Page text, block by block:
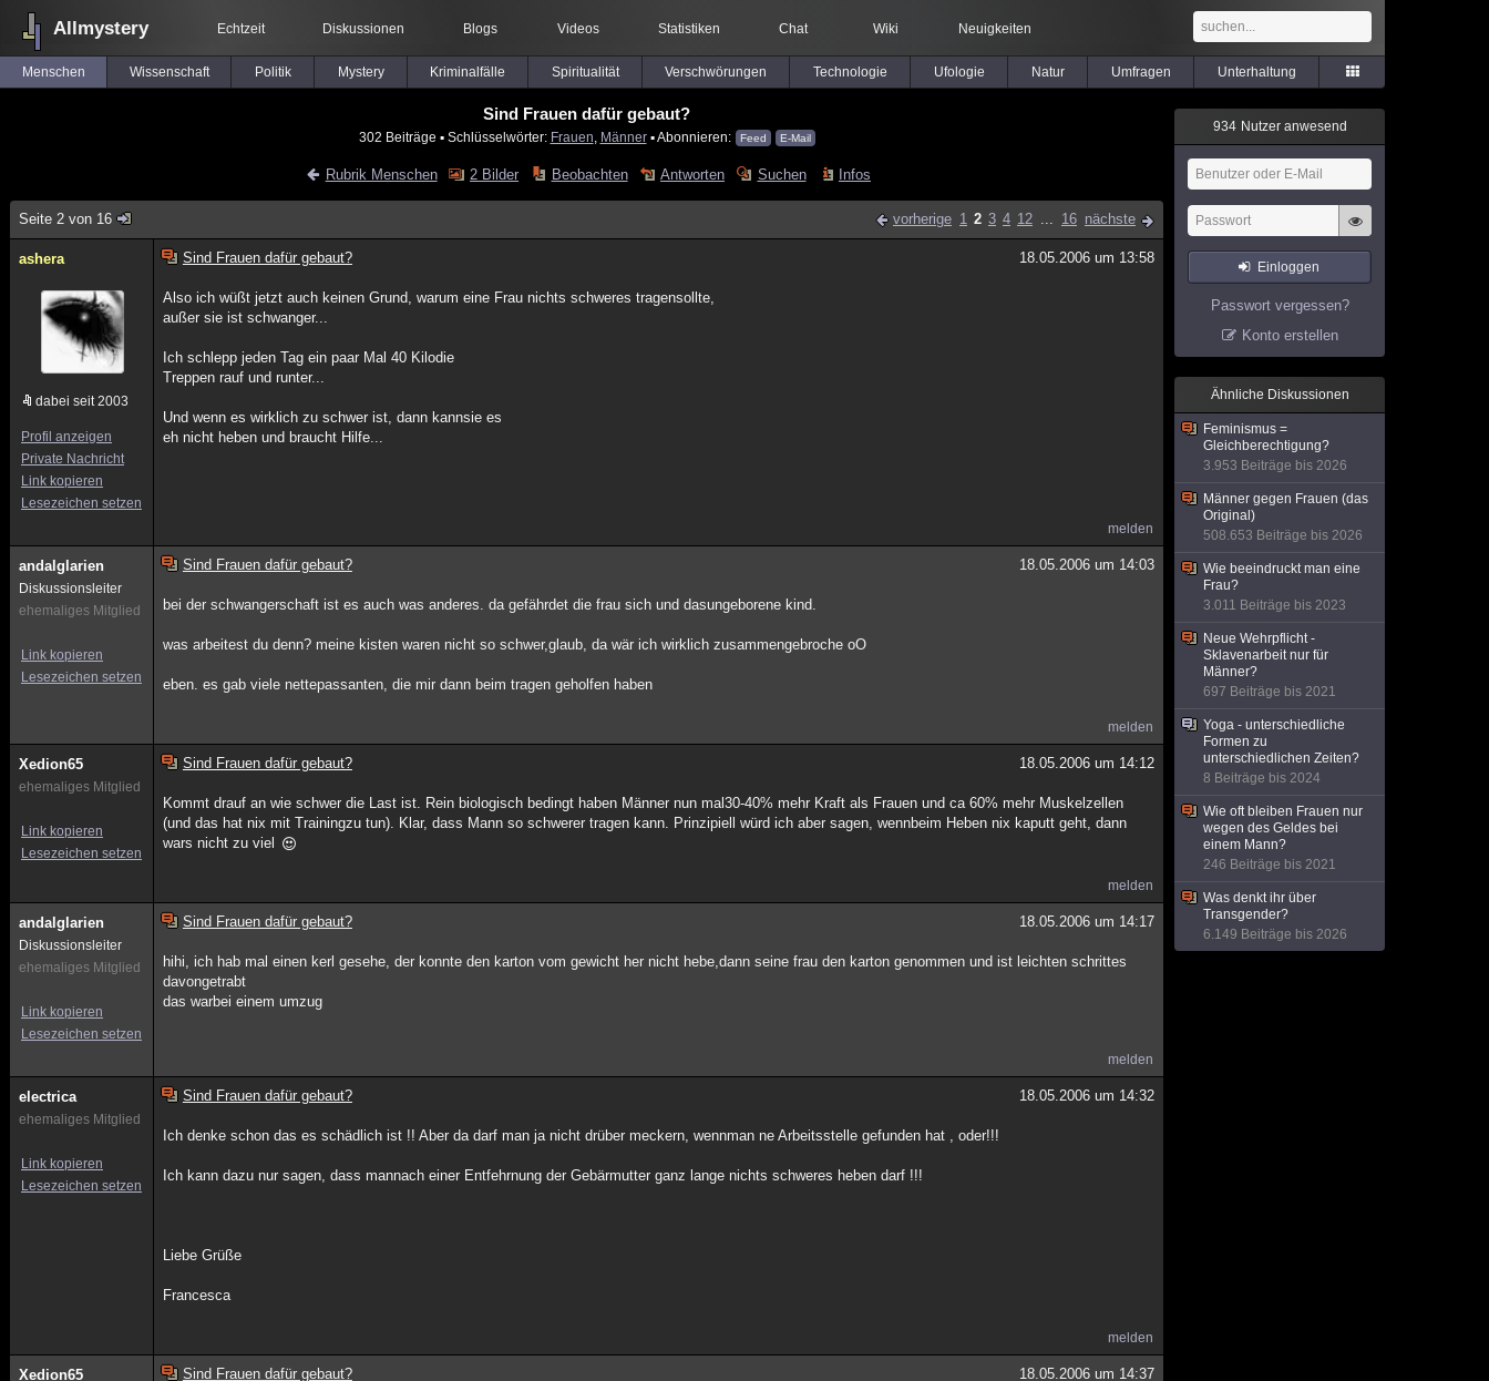
Allmystery Echtzeit Diskussionen Blogs Videos Statistiken Chat Wiki Neuigkeiten
Menschen Wissenschaft Politik Mystery Kriminalfälle Spiritualität Verschwörungen Technologie Ufologie Natur Umfragen Unterhaltung
Sind Frauen dafür gebaut?
302 Beiträge ▪ Schlüsselwörter: Frauen Männer▪ Abonnieren: Feed E-Mail
Rubrik Menschen 2 Bilder Beobachten Antworten Suchen Infos
Seite 2 von 16 vorherige 1 2 3 4 12 ... 16 nächste
ashera
dabei seit 2003
Profil anzeigen
Private Nachricht
Link kopieren
Lesezeichen setzen
Sind Frauen dafür gebaut? 18.05.2006 um 13:58
Also ich wüßt jetzt auch keinen Grund, warum eine Frau nichts schweres tragensollte,
außer sie ist schwanger...
Ich schlepp jeden Tag ein paar Mal 40 Kilodie
Treppen rauf und runter...
Und wenn es wirklich zu schwer ist, dann kannsie es
eh nicht heben und braucht Hilfe...
melden
andalglarien
Diskussionsleiter
ehemaliges Mitglied
Link kopieren
Lesezeichen setzen
Sind Frauen dafür gebaut? 18.05.2006 um 14:03
bei der schwangerschaft ist es auch was anderes. da gefährdet die frau sich und dasungeborene kind.
was arbeitest du denn? meine kisten waren nicht so schwer,glaub, da wär ich wirklich zusammengebroche oO
eben. es gab viele nettepassanten, die mir dann beim tragen geholfen haben
melden
Xedion65
ehemaliges Mitglied
Link kopieren
Lesezeichen setzen
Sind Frauen dafür gebaut? 18.05.2006 um 14:12
Kommt drauf an wie schwer die Last ist. Rein biologisch bedingt haben Männer nun mal30-40% mehr Kraft als Frauen und ca 60% mehr Muskelzellen
(und das hat nix mit Trainingzu tun). Klar, dass Mann so schwerer tragen kann. Prinzipiell würd ich aber sagen, wennbeim Heben nix kaputt geht, dann
wars nicht zu viel
melden
andalglarien
Diskussionsleiter
ehemaliges Mitglied
Link kopieren
Lesezeichen setzen
Sind Frauen dafür gebaut? 18.05.2006 um 14:17
hihi, ich hab mal einen kerl gesehe, der konnte den karton vom gewicht her nicht hebe,dann seine frau den karton genommen und ist leichten schrittes
davongetrabt
das warbei einem umzug
melden
electrica
ehemaliges Mitglied
Link kopieren
Lesezeichen setzen
Sind Frauen dafür gebaut? 18.05.2006 um 14:32
Ich denke schon das es schädlich ist !! Aber da darf man ja nicht drüber meckern, wennman ne Arbeitsstelle gefunden hat , oder!!!
Ich kann dazu nur sagen, dass mannach einer Entfehrnung der Gebärmutter ganz lange nichts schweres heben darf !!!
Liebe Grüße
Francesca
melden
Xedion65 Sind Frauen dafür gebaut? 18.05.2006 um 14:37
934 Nutzer anwesend
Einloggen
Passwort vergessen?
Konto erstellen
Ähnliche Diskussionen
Feminismus =
Gleichberechtigung?
3.953 Beiträge bis 2026
Männer gegen Frauen (das
Original)
508.653 Beiträge bis 2026
Wie beeindruckt man eine
Frau?
3.011 Beiträge bis 2023
Neue Wehrpflicht -
Sklavenarbeit nur für
Männer?
697 Beiträge bis 2021
Yoga - unterschiedliche
Formen zu
unterschiedlichen Zeiten?
8 Beiträge bis 2024
Wie oft bleiben Frauen nur
wegen des Geldes bei
einem Mann?
246 Beiträge bis 2021
Was denkt ihr über
Transgender?
6.149 Beiträge bis 2026